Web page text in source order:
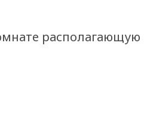
располагающую